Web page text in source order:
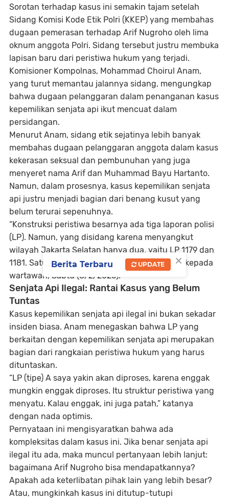
Sorotan terhadap kasus ini semakin tajam setelah
Sidang Komisi Kode Etik Polri (KKEP) yang membahas
dugaan pemerasan terhadap Arif Nugroho oleh lima
oknum anggota Polri. Sidang tersebut justru membuka
lapisan baru dari peristiwa hukum yang terjadi.
Komisioner Kompolnas, Mohammad Choirul Anam,
yang turut memantau jalannya sidang, mengungkap
bahwa dugaan pelanggaran dalam penanganan kasus
kepemilikan senjata api ikut mencuat dalam
persidangan.
Menurut Anam, sidang etik sejatinya lebih banyak
membahas dugaan pelanggaran anggota dalam kasus
kekerasan seksual dan pembunuhan yang juga
menyeret nama Arif dan Muhammad Bayu Hartanto.
Namun, dalam prosesnya, kasus kepemilikan senjata
api justru menjadi bagian dari benang kusut yang
belum terurai sepenuhnya.
“Konstruksi peristiwa besarnya ada tiga laporan polisi
(LP). Namun, yang disidang karena menyangkut
wilayah Jakarta Selatan hanya dua, yaitu LP 1179 dan
1181. Satu LP lagi belum diperiksa,”ujar Anam kepada
wartawan, Sabtu (8/2/2025).
Senjata Api Ilegal: Rantai Kasus yang Belum
Tuntas
Kasus kepemilikan senjata api ilegal ini bukan sekadar
insiden biasa. Anam menegaskan bahwa LP yang
berkaitan dengan kepemilikan senjata api merupakan
bagian dari rangkaian peristiwa hukum yang harus
dituntaskan.
“LP (tipe) A saya yakin akan diproses, karena enggak
mungkin enggak diproses. Itu struktur peristiwa yang
menyatu. Kalau enggak, ini juga patah,” katanya
dengan nada optimis.
Pernyataan ini mengisyaratkan bahwa ada
kompleksitas dalam kasus ini. Jika benar senjata api
ilegal itu ada, maka muncul pertanyaan lebih lanjut:
bagaimana Arif Nugroho bisa mendapatkannya?
Apakah ada keterlibatan pihak lain yang lebih besar?
Atau, mungkinkah kasus ini ditutup-tutupi
×
Berita Terbaru UPDATE